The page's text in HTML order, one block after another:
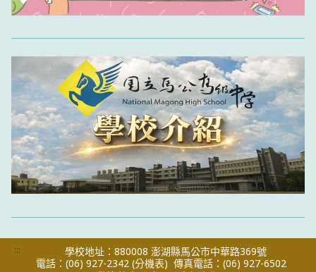
:::
學校地址：880008 澎湖縣馬公市中華路369號
電話：(06) 927-2342 (分機表) 傳真電話：(06) 927-6502